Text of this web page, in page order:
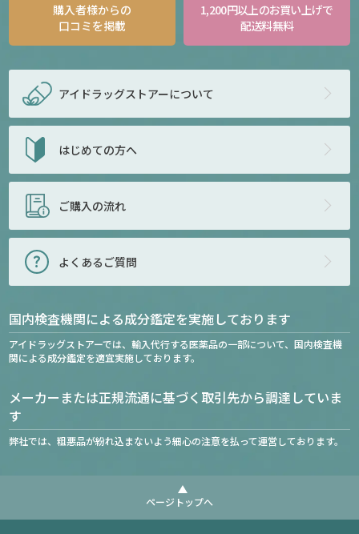
購入者様からの
口コミを掲載
1,200円以上のお買い上げで
配送料無料
アイドラッグストアーについて
はじめての方へ
ご購入の流れ
よくあるご質問
国内検査機関による成分鑑定を実施しております
アイドラッグストアーでは、輸入代行する医薬品の一部について、国内検査機
関による成分鑑定を適宜実施しております。
メーカーまたは正規流通に基づく取引先から調達していま
す
弊社では、粗悪品が紛れ込まないよう細心の注意を払って運営しております。
ページトップへ